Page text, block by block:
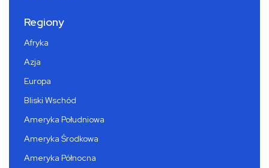
Regiony
Afryka
Azja
Europa
Bliski Wschód
Ameryka Południowa
Ameryka Środkowa
Ameryka Północna